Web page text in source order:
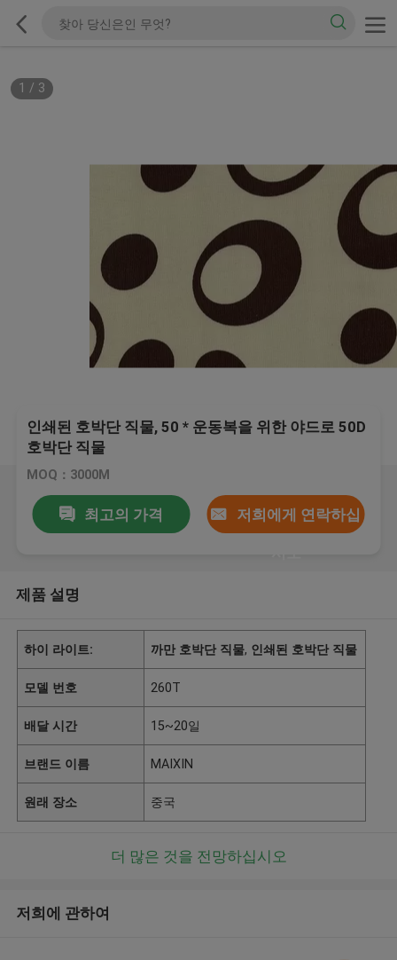
1 / 3
인쇄된 호박단 직물, 50 * 운동복을 위한 야드로 50D
호박단 직물
MOQ：3000M
최고의 가격 저희에게 연락하십
제품 설명
하이 라이트: 까만 호박단 직물, 인쇄된 호박단 직물
모델 번호 260T
배달 시간 15~20일
브랜드 이름 MAIXIN
원래 장소 중국
더 많은 것을 전망하십시오
저희에 관하여